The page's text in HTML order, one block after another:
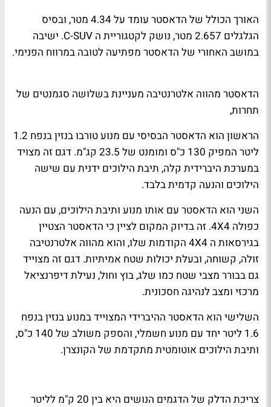
האורך הכולל של הדאסטר עומד על 4.34 מטר, ובסיס
הגלגלים 2.657 מטר, נושק לקטגוריית ה
C-SUV. ישיבה
במושב האחורי של הדאסטר מפתיעה לטובה במרווח הפנימי.
הדאסטר מהווה אלטרנטיבה מעניינת בשלושה סגמנטים של
תחרות,
הראשון הוא הדאסטר הבסיסי עם מנוע טורבו בנזין בנפח 1.2
ליטר המפיק 130 כ"ס ומומנט של 23.5 קג"מ. דגם זה מצויד
במערכת היברידית קלה, תיבת הילוכים ידנית עם שישה
הילוכים והנעה קדמית בלבד.
השני הוא הדאסטר עם אותו מנוע ותיבת הילוכים, עם הנעה
כפולה 4
X 4. זה בדיוק המקום לציין כי הדאסטר הצטיין
בגירסאות ה 4
X 4 הקודמות שלו, והוא מהווה אלטרנטיבה
זולה, קשוחה, ובעלת יכולות שטח אמיתיות. דגם זה מצוייד
גם בבורר מצבי שטח כמו שלג, בוץ וחול, נעילת דיפרנציאל
מרכזי ומצב לנהיגה חסכונית.
השלישי הוא הדאסטר ההיברידי המצוייד במנוע בנזין בנפח
1.6 ליטר יחד עם מנוע חשמלי, והספק משולב של 140 כ"ס,
ותיבת הילוכים אוטומטית מתקדמת של הקונצרן.
צריכת הדלק של הדגמים הנושים היא בין 20 ק"מ לליטר